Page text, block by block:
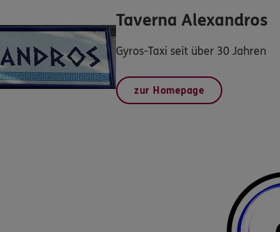
Taverna Alexandros
Gyros-Taxi seit über 30 Jahren
zur Homepage